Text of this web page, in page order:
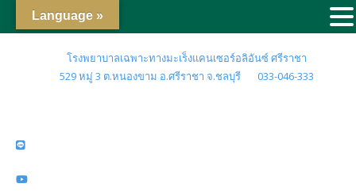
โรงพยาบาลเฉพาะทางมะเร็งแคนเซอร์อลิอันซ์ ศรีราชา
529 หมู่ 3 ต.หนองขาม อ.ศรีราชา จ.ชลบุรี
033-046-333
Language »